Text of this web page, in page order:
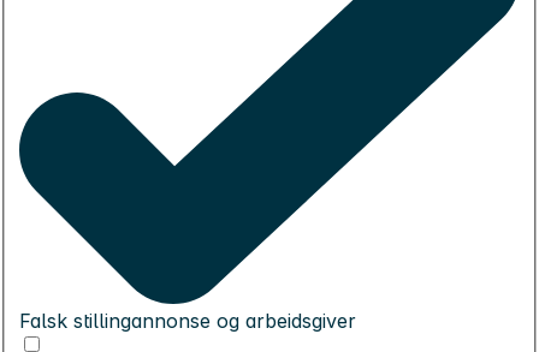
Falsk stillingannonse og arbeidsgiver